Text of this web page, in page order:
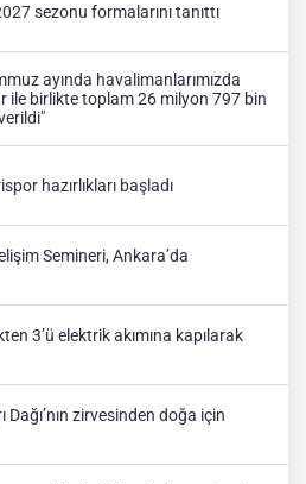
sezonu formalarını tanıttı
ayında havalimanlarımızda
ile birlikte toplam 26 milyon 797 bin
hazırlıkları başladı
Semineri, Ankara’da
3’ü elektrik akımına kapılarak
Dağı’nın zirvesinden doğa için